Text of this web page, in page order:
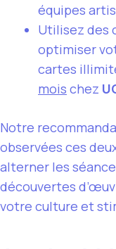
équipes
Utilisez des
optimiser
cartes
mois chez
Notre
observées ces
alterner les
découvertes
votre culture et